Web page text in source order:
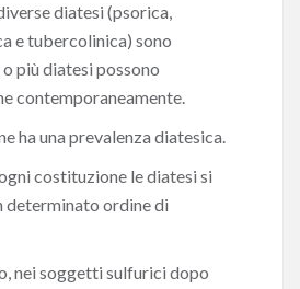
diatesi (psorica,
e tubercolinica) sono
più diatesi possono
contemporaneamente.
ha una prevalenza diatesica.
costituzione le diatesi si
determinato ordine di
nei soggetti sulfurici dopo